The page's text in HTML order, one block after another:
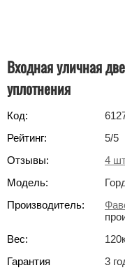
Входная уличная
уплотнения
Код:
Рейтинг:
5/5
Отзывы:
4
Модель:
Производитель:
Вес:
120
Гарантия
3